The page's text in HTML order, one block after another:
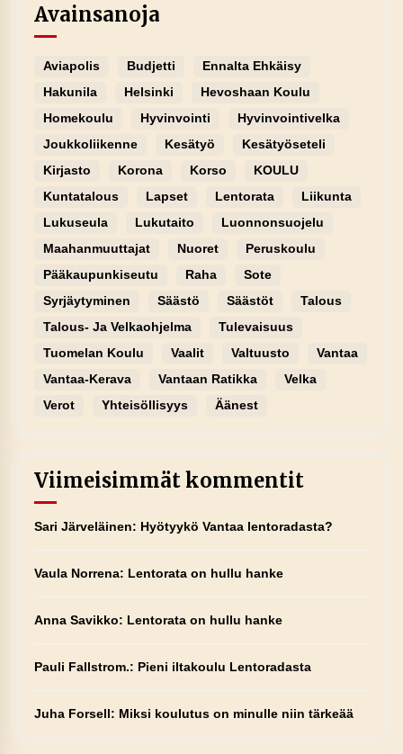
Avainsanoja
Aviapolis Budjetti
Ennalta Ehkäisy
Hakunila
Helsinki
Hevoshaan Koulu
Homekoulu
Hyvinvointi
Hyvinvointivelka
Joukkoliikenne
Kesätyö
Kesätyöseteli
Kirjasto
Korona Korso
KOULU
Kuntatalous
Lapset Lentorata
Liikunta
Lukuseula
Lukutaito
Luonnonsuojelu
Maahanmuuttajat
Nuoret
Peruskoulu
Pääkaupunkiseutu
Raha
Sote
Syrjäytyminen
Säästö Säästöt
Talous
Talous- Ja Velkaohjelma
Tulevaisuus
Tuomelan Koulu
Vaalit Valtuusto
Vantaa
Vantaa-Kerava
Vantaan Ratikka
Velka
Verot
Yhteisöllisyys Äänest
Viimeisimmät kommentit
Sari Järveläinen: Hyötyykö Vantaa lentoradasta?
Vaula Norrena: Lentorata on hullu hanke
Anna Savikko: Lentorata on hullu hanke
Pauli Fallstrom.: Pieni iltakoulu Lentoradasta
Juha Forsell: Miksi koulutus on minulle niin tärkeää